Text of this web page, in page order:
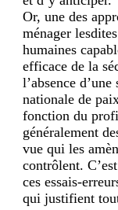
Or, une des
ménager
humaines
efficace de la
l’absence
nationale de
fonction du
généralement
vue qui les
contrôlent.
ces essais-
qui justifient